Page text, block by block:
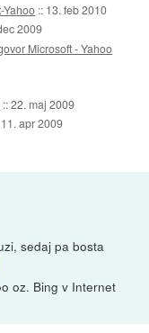
Yahoo :: 13. feb 2010
2009
Microsoft - Yahoo
::22. maj 2009
11. apr 2009
sedaj pa bosta
oz. Bing v Internet